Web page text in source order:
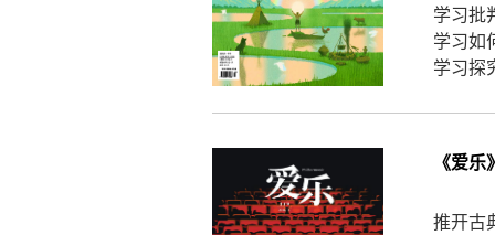
学习批
学习如
学习探
《爱乐
推开古